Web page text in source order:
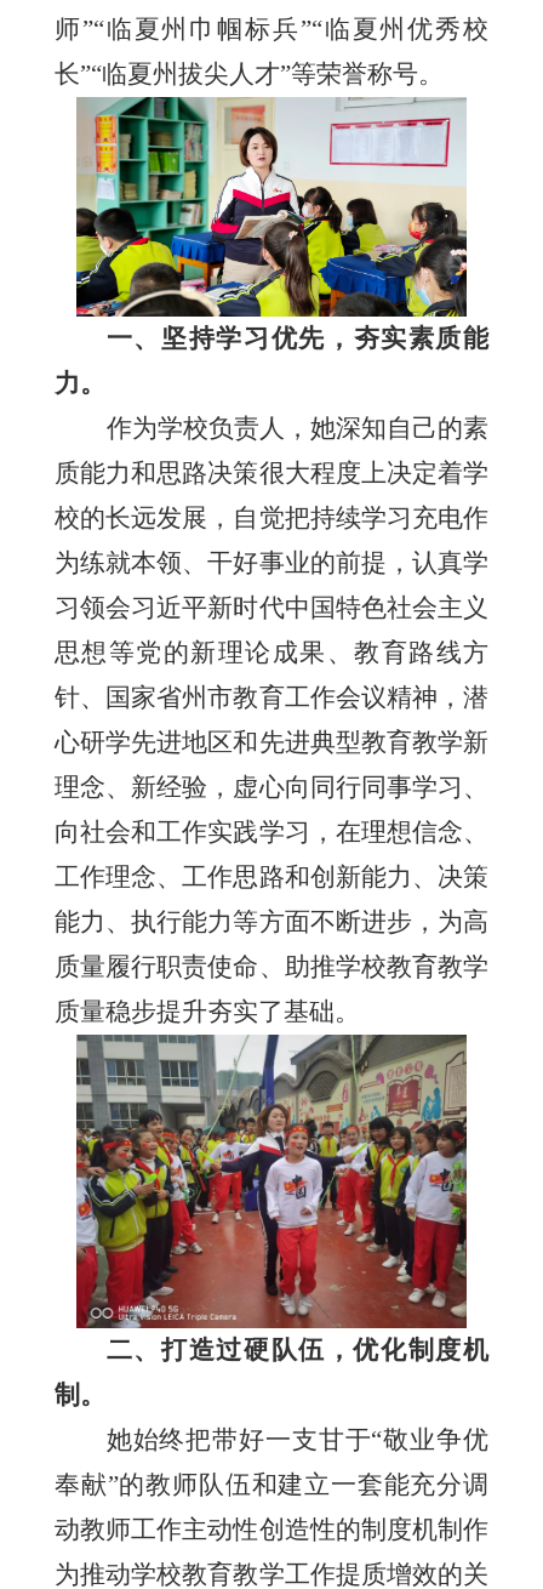
师”“临夏州巾帼标兵”“临夏州优秀校
长”“临夏州拔尖人才”等荣誉称号。
一、 坚持学习优先 ，夯实素质能
力。
作为学校负责人，她深知自己的素
质能力和思路决策很大程度上决定着学
校的长远发展，自觉把持续学习充电作
为练就本领、干好事业的前提，认真学
习领会习近平新时代中国特色社会主义
思想等党的新理论成果、教育路线方
针、国家省州市教育工作会议精神，潜
心研学先进地区和先进典型教育教学新
理念、新经验，虚心向同行同事学习、
向社会和工作实践学习，在理想信念、
工作理念、工作思路和创新能力、决策
能力、执行能力等方面不断进步，为高
质量履行职责使命、助推学校教育教学
质量稳步提升夯实了基础。
二、打造过硬队伍，优化制度机
制。
她始终把带好一支甘于“敬业争优
奉献”的教师队伍和建立一套能充分调
动教师工作主动性创造性的制度机制作
为推动学校教育教学工作提质增效的关